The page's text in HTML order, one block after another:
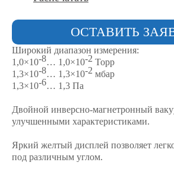
ОСТАВИТЬ
Широкий диапазон измерения:
1,0×10-8… 1,0×10-2 Торр
1,3×10-8… 1,3×10-2 мбар
1,3×10-6… 1,3 Па
Двойной инверсно-магнетронный
улучшенными характеристиками.
Яркий желтый дисплей позволяет
под различным углом.